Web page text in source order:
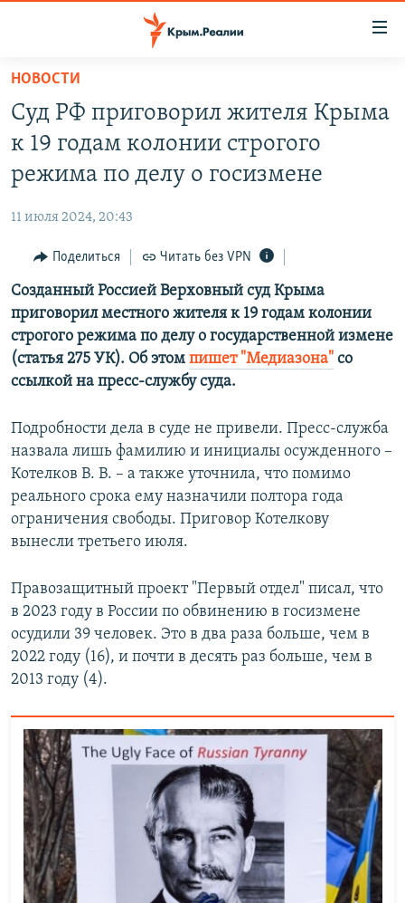
Вернуться
основному
содержанию
главной
Вернутся
поиску
СПЕЦПРОЕКТЫ
11 ЛЕТ ОККУПАЦИИ КРЫМА. 11 ИСТОРИЙ СОПРОТИВЛЕНИЯ
ЕЩЕ
ИНТЕРАКТИВ
ИНФОГРАФИКА
ТЕЛЕПРОЕКТ КРЫМ.РЕАЛИИ
СОВЕТЫ ПРАВОЗАЩИТНИКОВ
ПРОПАВШИЕ БЕЗ ВЕСТИ
ПОБЕДИТЕЛЕЙ НЕ СУДЯТ?
КРЫМ.НЕПОКОРЕННЫЙ
УКРАИНСКАЯ ПРОБЛЕМА КРЫМА
РАДІО СВОБОДА
КАК ОБОЙТИ БЛОКИРОВКУ
Українською
Qırımtatar
ПРИСОЕДИНЯЙТЕСЬ!
Все сайты RFE/RL
НОВОСТИ
Суд РФ приговорил жителя Крыма
к 19 годам колонии строгого
режима по делу о госизмене
11 июля 2024, 20:43
Поделиться Читать без VPN
Созданный Россией Верховный суд Крыма
приговорил местного жителя к 19 годам колонии
строгого режима по делу о государственной измене
(статья 275 УК). Об этом пишет "Медиазона" со
ссылкой на пресс-службу суда.
Подробности дела в суде не привели. Пресс-служба
назвала лишь фамилию и инициалы осужденного –
Котелков В. В. – а также уточнила, что помимо
реального срока ему назначили полтора года
ограничения свободы. Приговор Котелкову
вынесли третьего июля.
Правозащитный проект "Первый отдел" писал, что
в 2023 году в России по обвинению в госизмене
осудили 39 человек. Это в два раза больше, чем в
2022 году (16), и почти в десять раз больше, чем в
2013 году (4).